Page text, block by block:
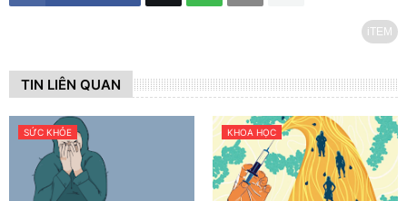
iTEM
TIN LIÊN QUAN
SỨC KHỎE KHOA HỌC